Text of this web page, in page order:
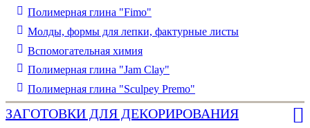
Полимерная глина "Fimo"
Молды, формы для лепки, фактурные листы
Вспомогательная химия
Полимерная глина "Jam Clay"
Полимерная глина "Sculpey Premo"
ЗАГОТОВКИ ДЛЯ ДЕКОРИРОВАНИЯ